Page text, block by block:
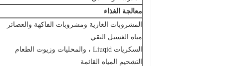
معالجة الغذاء
المشروبات الغازية ومشروبات الفاكهة والعصائر
مياه الغسيل النقي
السكريات Liuqid ، والمحليات وزيوت الطعام
التشحيم المياه القائمة